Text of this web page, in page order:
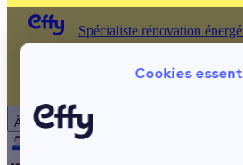
Cookies
À propos
Spécialiste rénovation
Spécialiste rénovation